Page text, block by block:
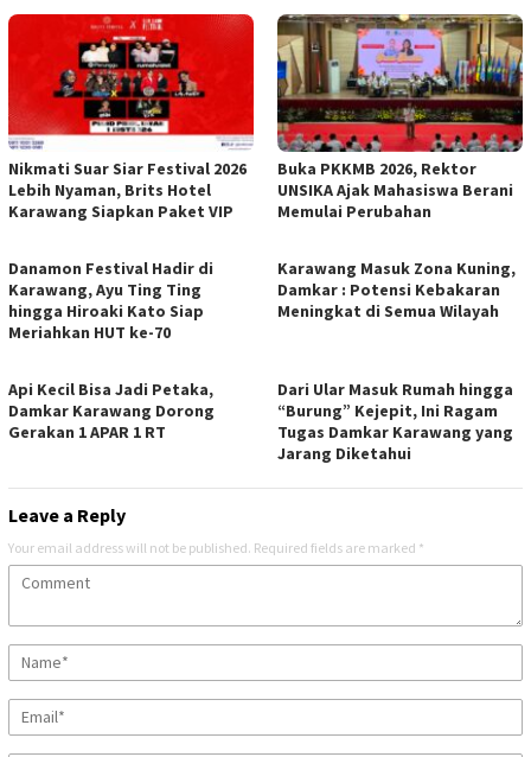
Nikmati Suar Siar Festival 2026
Lebih Nyaman, Brits Hotel
Karawang Siapkan Paket VIP
Buka PKKMB 2026, Rektor
UNSIKA Ajak Mahasiswa Berani
Memulai Perubahan
Danamon Festival Hadir di
Karawang, Ayu Ting Ting
hingga Hiroaki Kato Siap
Meriahkan HUT ke-70
Karawang Masuk Zona Kuning,
Damkar : Potensi Kebakaran
Meningkat di Semua Wilayah
Api Kecil Bisa Jadi Petaka,
Damkar Karawang Dorong
Gerakan 1 APAR 1 RT
Dari Ular Masuk Rumah hingga
“Burung” Kejepit, Ini Ragam
Tugas Damkar Karawang yang
Jarang Diketahui
Leave a Reply
Your email address will not be published. Required fields are marked *